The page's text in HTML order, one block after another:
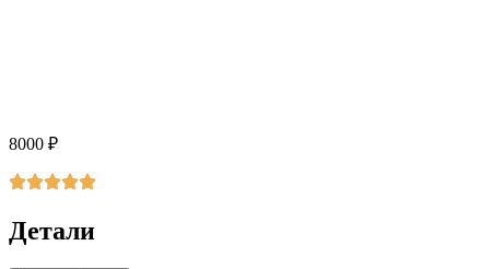
8000 ₽
Детали